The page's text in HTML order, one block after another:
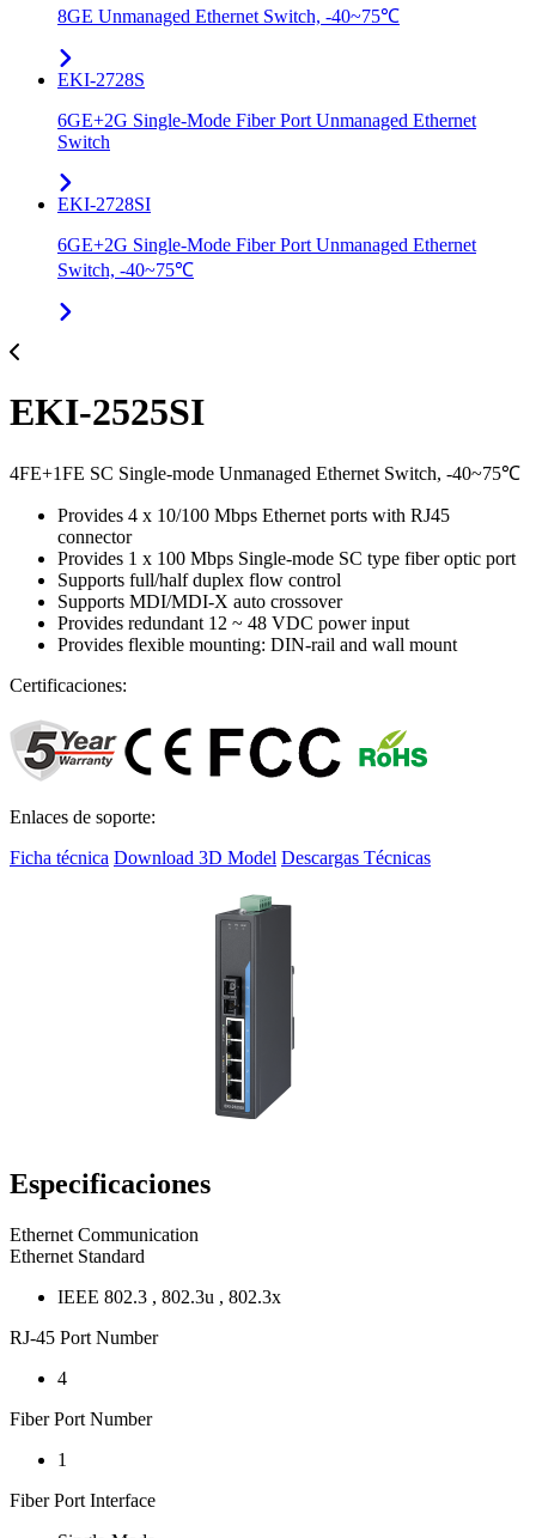
8GE Unmanaged Ethernet Switch, -40~75℃
EKI-2728S
6GE+2G Single-Mode Fiber Port Unmanaged Ethernet
Switch
EKI-2728SI
6GE+2G Single-Mode Fiber Port Unmanaged Ethernet
Switch, -40~75℃
EKI-2525SI
4FE+1FE SC Single-mode Unmanaged Ethernet Switch, -40~75℃
Provides 4 x 10/100 Mbps Ethernet ports with RJ45
connector
Provides 1 x 100 Mbps Single-mode SC type fiber optic port
Supports full/half duplex flow control
Supports MDI/MDI-X auto crossover
Provides redundant 12 ~ 48 VDC power input
Provides flexible mounting: DIN-rail and wall mount
Certificaciones:
Enlaces de soporte:
Ficha técnica Download 3D Model Descargas Técnicas
Especificaciones
Ethernet Communication
Ethernet Standard
IEEE 802.3 , 802.3u , 802.3x
RJ-45 Port Number
4
Fiber Port Number
1
Fiber Port Interface